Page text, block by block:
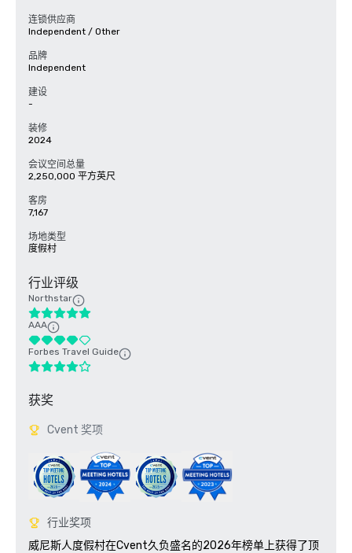
连锁供应商
Independent / Other
品牌
Independent
建设
-
装修
2024
会议空间总量
2,250,000 平方英尺
客房
7,167
场地类型
度假村
行业评级
Northstar
AAA
Forbes Travel Guide
获奖
Cvent 奖项
行业奖项
威尼斯人度假村在Cvent久负盛名的2026年榜单上获得了顶